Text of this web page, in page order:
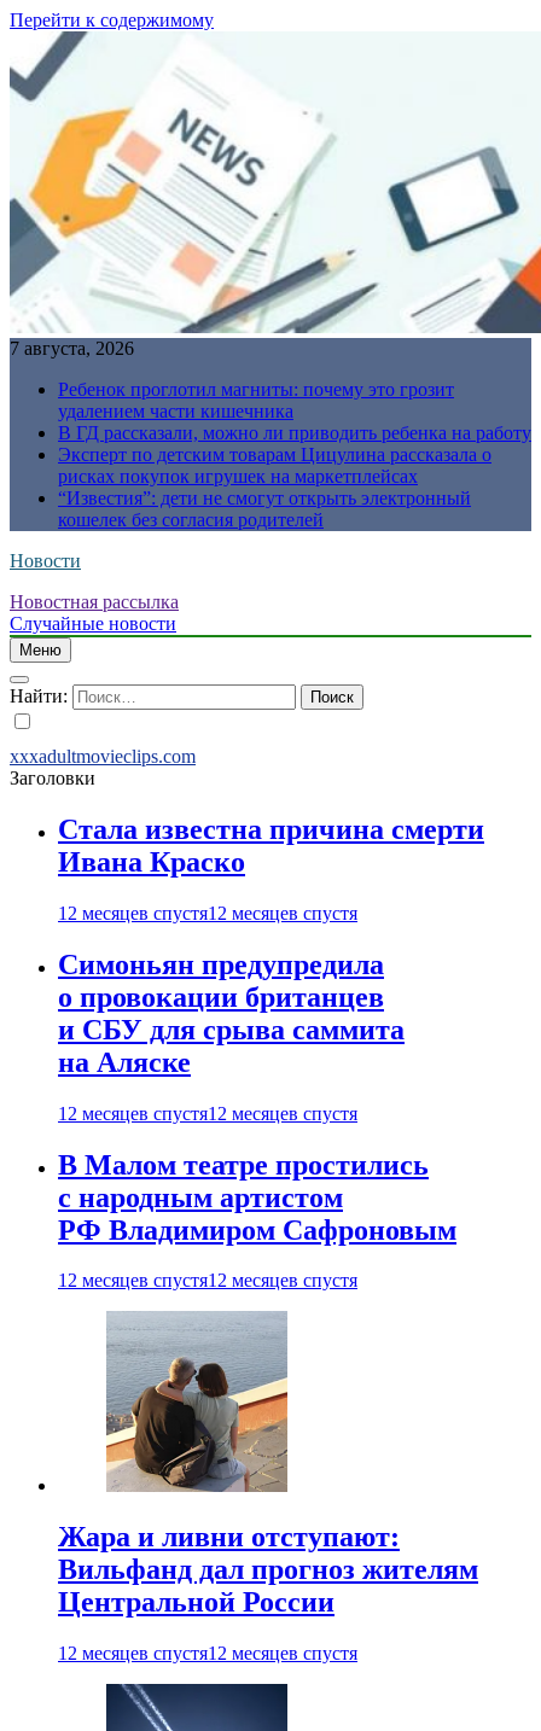
Перейти к содержимому
7 августа, 2026
Ребенок проглотил магниты: почему это грозит
удалением части кишечника
В ГД рассказали, можно ли приводить ребенка на работу
Эксперт по детским товарам Цицулина рассказала о
рисках покупок игрушек на маркетплейсах
“Известия”: дети не смогут открыть электронный
кошелек без согласия родителей
Новости
Новостная рассылка
Случайные новости
Меню
Найти:
xxxadultmovieclips.com
Заголовки
Стала известна причина смерти
Ивана Краско
12 месяцев спустя12 месяцев спустя
Симоньян предупредила
о провокации британцев
и СБУ для срыва саммита
на Аляске
12 месяцев спустя12 месяцев спустя
В Малом театре простились
с народным артистом
РФ Владимиром Сафроновым
12 месяцев спустя12 месяцев спустя
Жара и ливни отступают:
Вильфанд дал прогноз жителям
Центральной России
12 месяцев спустя12 месяцев спустя